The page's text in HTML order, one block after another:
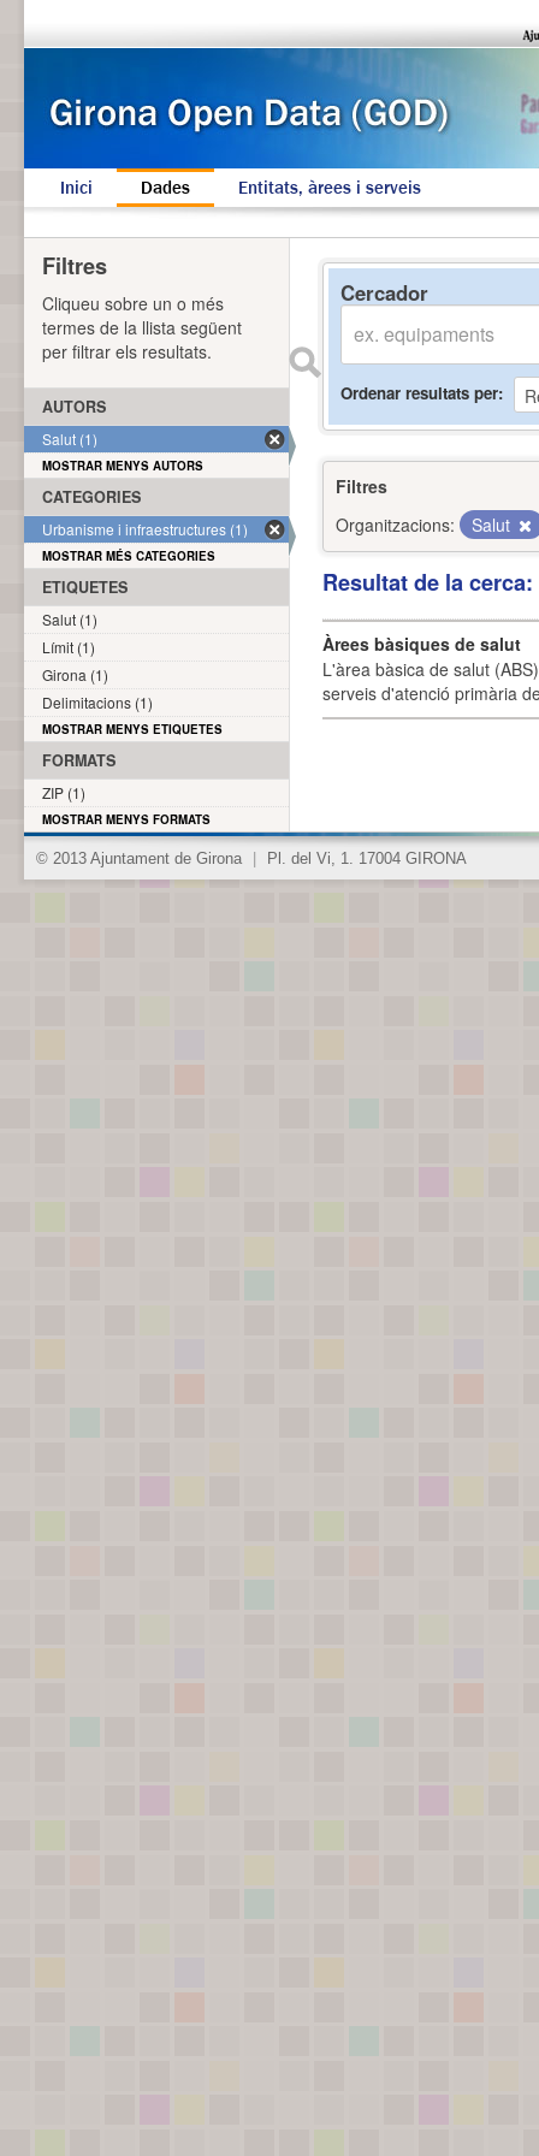
Inici Dades Entitats, àrees i serveis
Cercador
Ordenar resultats per
Filtres
Organitzacions:
Salut
Resultat de la
Àrees bàsiques de salut
L'àrea bàsica de salut
serveis d'atenció primària
Filtres
Cliqueu sobre un o més
termes de la llista següent
per filtrar els resultats.
AUTORS
Salut (1)
MOSTRAR MENYS AUTORS
CATEGORIES
Urbanisme i infraestructures (1)
MOSTRAR MÉS CATEGORIES
ETIQUETES
Salut (1)
Límit (1)
Girona (1)
Delimitacions (1)
MOSTRAR MENYS ETIQUETES
FORMATS
ZIP (1)
MOSTRAR MENYS FORMATS
© 2013 Ajuntament de Girona Pl. del Vi, 1. 17004 GIRONA